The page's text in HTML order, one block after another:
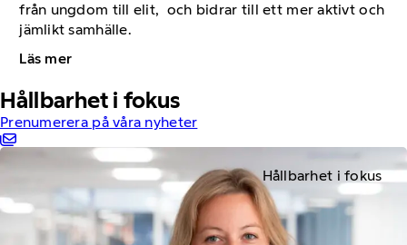
från ungdom till elit, och bidrar till ett mer aktivt och
jämlikt samhälle.
Läs mer
Hållbarhet i fokus
Prenumerera på våra nyheter
Hållbarhet i fokus